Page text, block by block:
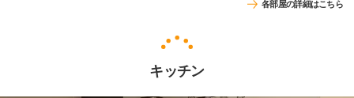
各部屋の詳細はこちら
キッチン